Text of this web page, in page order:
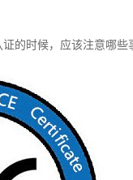
的时候，应该注意哪些